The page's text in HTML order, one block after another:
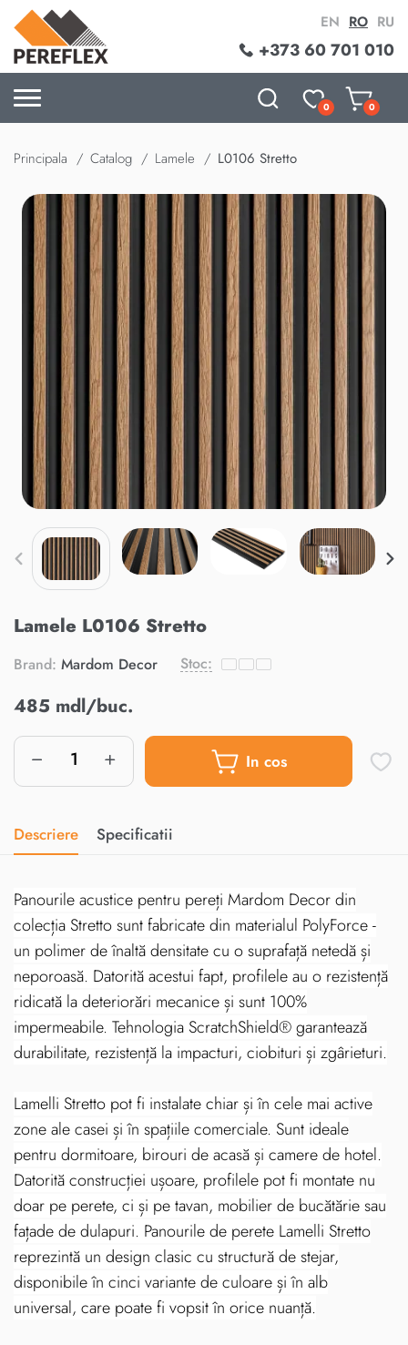
+373 60 701 010
EN RO RU
0 0
Principala Catalog Lamele L0106 Stretto
Lamele L0106 Stretto
Brand: Mardom Decor Stoc:
485 mdl/buc.
In cos
Descriere Specificatii
Panourile acustice pentru pereți Mardom Decor din
colecția Stretto sunt fabricate din materialul PolyForce -
un polimer de înaltă densitate cu o suprafață netedă și
neporoasă. Datorită acestui fapt, profilele au o rezistență
ridicată la deteriorări mecanice și sunt 100%
impermeabile. Tehnologia ScratchShield® garantează
durabilitate, rezistență la impacturi, ciobituri și zgârieturi.
Lamelli Stretto pot fi instalate chiar și în cele mai active
zone ale casei și în spațiile comerciale. Sunt ideale
pentru dormitoare, birouri de acasă și camere de hotel.
Datorită construcției ușoare, profilele pot fi montate nu
doar pe perete, ci și pe tavan, mobilier de bucătărie sau
fațade de dulapuri. Panourile de perete Lamelli Stretto
reprezintă un design clasic cu structură de stejar,
disponibile în cinci variante de culoare și în alb
universal, care poate fi vopsit în orice nuanță.